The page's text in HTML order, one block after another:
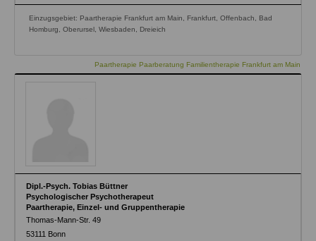
Einzugsgebiet: Paartherapie Frankfurt am Main, Frankfurt, Offenbach, Bad
Homburg, Oberursel, Wiesbaden, Dreieich
Paartherapie Paarberatung Familientherapie Frankfurt am Main
Dipl.-Psych. Tobias Büttner
Psychologischer Psychotherapeut
Paartherapie, Einzel- und Gruppentherapie
Thomas-Mann-Str. 49
53111 Bonn